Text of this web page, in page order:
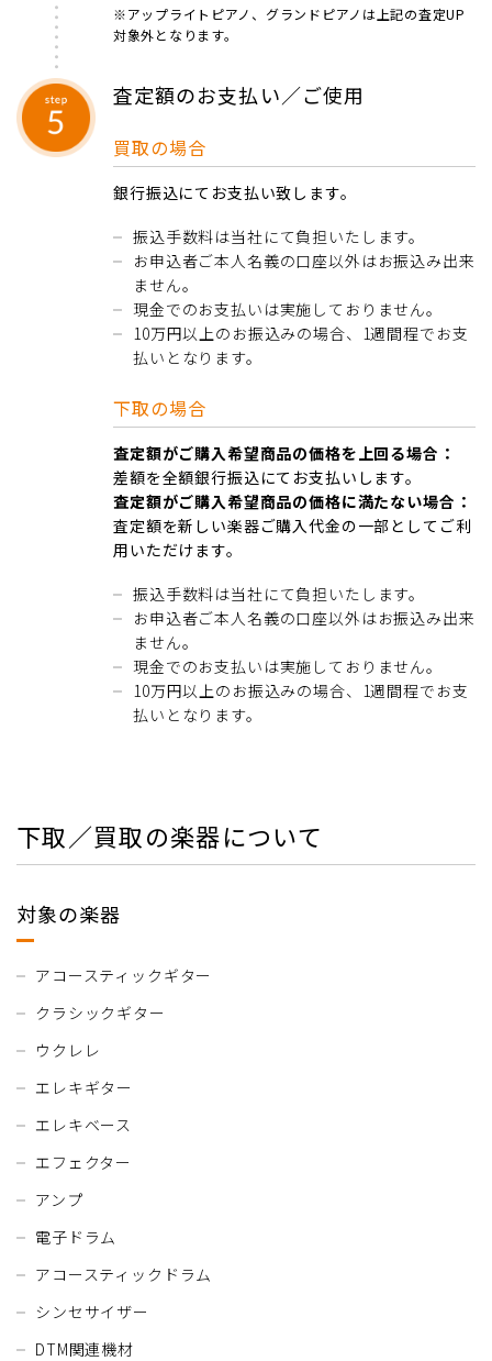
※アップライトピアノ、グランドピアノは上記の査定UP
対象外となります。
査定額のお支払い／ご使用
買取の場合
銀行振込にてお支払い致します。
振込手数料は当社にて負担いたします。
お申込者ご本人名義の口座以外はお振込み出来
ません。
現金でのお支払いは実施しておりません。
10万円以上のお振込みの場合、1週間程でお支
払いとなります。
下取の場合
査定額がご購入希望商品の価格を上回る場合：
差額を全額銀行振込にてお支払いします。
査定額がご購入希望商品の価格に満たない場合：
査定額を新しい楽器ご購入代金の一部としてご利
用いただけます。
振込手数料は当社にて負担いたします。
お申込者ご本人名義の口座以外はお振込み出来
ません。
現金でのお支払いは実施しておりません。
10万円以上のお振込みの場合、1週間程でお支
払いとなります。
下取／買取の楽器について
対象の楽器
アコースティックギター
クラシックギター
ウクレレ
エレキギター
エレキベース
エフェクター
アンプ
電子ドラム
アコースティックドラム
シンセサイザー
DTM関連機材